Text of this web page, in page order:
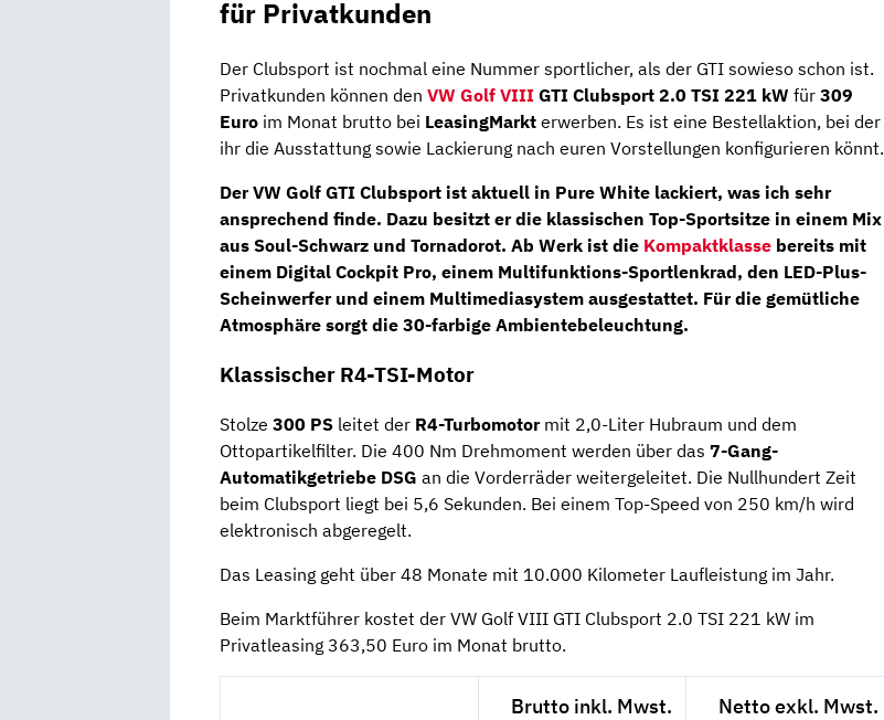
für Privatkunden
Der Clubsport ist nochmal eine Nummer sportlicher, als der GTI sowieso schon ist.
Privatkunden können den VW Golf VIII GTI Clubsport 2.0 TSI 221 kW für 309
Euro im Monat brutto bei LeasingMarkt erwerben. Es ist eine Bestellaktion, bei der
ihr die Ausstattung sowie Lackierung nach euren Vorstellungen konfigurieren könnt.
Der VW Golf GTI Clubsport ist aktuell in Pure White lackiert, was ich sehr
ansprechend finde. Dazu besitzt er die klassischen Top-Sportsitze in einem Mix
aus Soul-Schwarz und Tornadorot. Ab Werk ist die Kompaktklasse bereits mit
einem Digital Cockpit Pro, einem Multifunktions-Sportlenkrad, den LED-Plus-
Scheinwerferund einem Multimediasystem ausgestattet. Für die gemütliche
Atmosphäre sorgt die 30-farbige Ambientebeleuchtung.
Klassischer R4-TSI-Motor
Stolze 300 PS leitet der R4-Turbomotormit 2,0-Liter Hubraum und dem
Ottopartikelfilter. Die 400 Nm Drehmoment werden über das 7-Gang-
Automatikgetriebe DSG an die Vorderräder weitergeleitet. Die Nullhundert Zeit
beim Clubsport liegt bei 5,6 Sekunden. Bei einem Top-Speed von 250 km/h wird
elektronisch abgeregelt.
Das Leasing geht über 48 Monate mit 10.000 Kilometer Laufleistung im Jahr.
Beim Marktführer kostet der VW Golf VIII GTI Clubsport 2.0 TSI 221 kW im
Privatleasing 363,50 Euro im Monat brutto.
Brutto inkl. Mwst. Netto exkl. Mwst.